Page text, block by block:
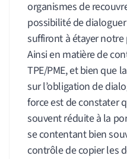
organismes de
possibilité de
suffiront à étayer
Ainsi en matière de
TPE/PME, et bien que
sur l’obligation de
force est de constater
souvent réduite à la
se contentant bien
contrôle de copier les